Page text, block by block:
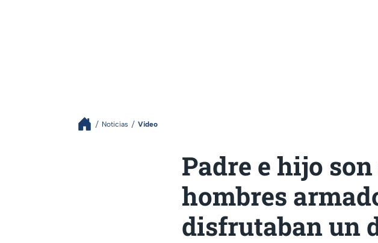
Noticias Video
Padre e hijo
hombres
disfrutaban un